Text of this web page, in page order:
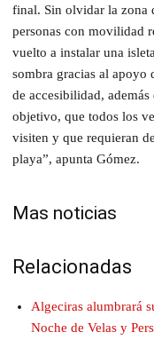
final. Sin olvidar la zona
personas con movilidad
vuelto a instalar una
sombra gracias al
de accesibilidad,
objetivo, que todos los
visiten y que requieran
playa”, apunta Gómez.
Mas noticias
Relacionadas
Algeciras alumbrará
Noche de Velas y